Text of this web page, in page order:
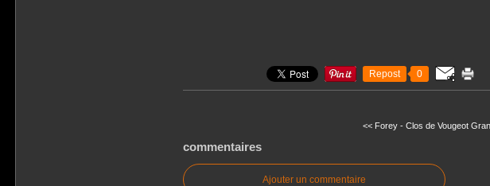
Repost 0
<< Forey - Clos de Vougeot
commentaires
Ajouter un commentaire